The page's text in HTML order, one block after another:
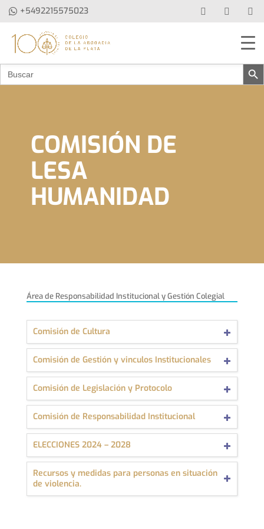
+5492215575023
Buscar: Botón de
COMISIÓN DE
LESA
HUMANIDAD
Área de Responsabilidad Institucional y Gestión Colegial
Comisión de Cultura
Comisión de Gestión y vinculos Institucionales
Comisión de Legislación y Protocolo
Comisión de Responsabilidad Institucional
ELECCIONES 2024 – 2028
Recursos y medidas para personas en situación
de violencia.